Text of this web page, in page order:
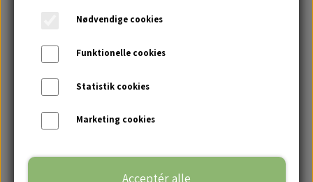
Et udsnit af eksempler på taghætter mm.
Galleri
Nødvendige cookies
Funktionelle cookies
Statistik cookies
Marketing cookies
Acceptér alle